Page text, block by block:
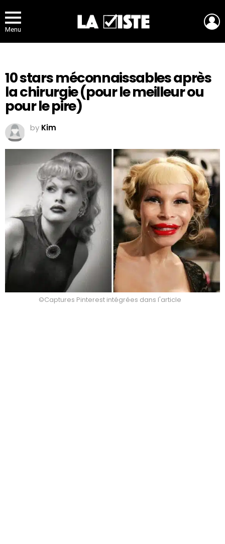
Menu
10 stars méconnaissables après
la chirurgie (pour le meilleur ou
pour le pire)
by Kim
©Captures Pinterest intégrées dans l'article